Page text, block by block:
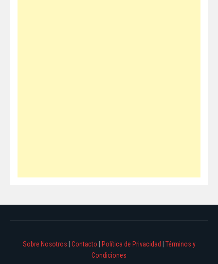
Sobre Nosotros Contacto Política de Privacidad
Términos y
Condiciones